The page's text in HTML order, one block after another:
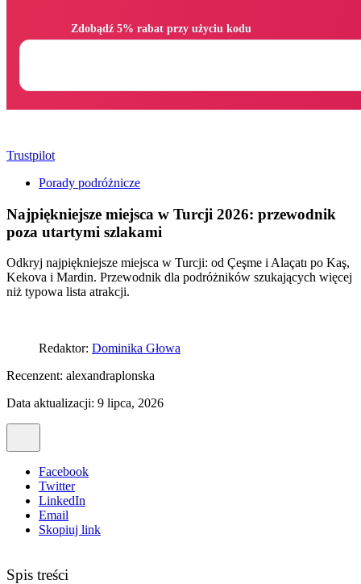
Trustpilot
Porady podróżnicze
Najpiękniejsze miejsca w Turcji 2026: przewodnik
poza utartymi szlakami
Odkryj najpiękniejsze miejsca w Turcji: od Çeşme i Alaçatı po Kaş,
Kekova i Mardin. Przewodnik dla podróżników szukających więcej
niż typowa lista atrakcji.
Redaktor: Dominika Głowa
Recenzent: alexandraplonska
Data aktualizacji: 9 lipca, 2026
Facebook
Twitter
LinkedIn
Email
Skopiuj link
Spis treści